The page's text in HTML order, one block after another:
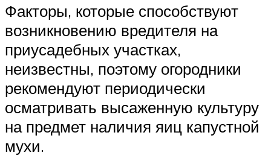
Факторы, которые способствуют
возникновению вредителя на
приусадебных участках,
неизвестны, поэтому огородники
рекомендуют периодически
осматривать высаженную культуру
на предмет наличия яиц капустной
мухи.